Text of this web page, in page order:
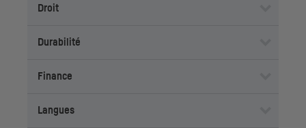
Droit
Durabilité
Finance
Langues